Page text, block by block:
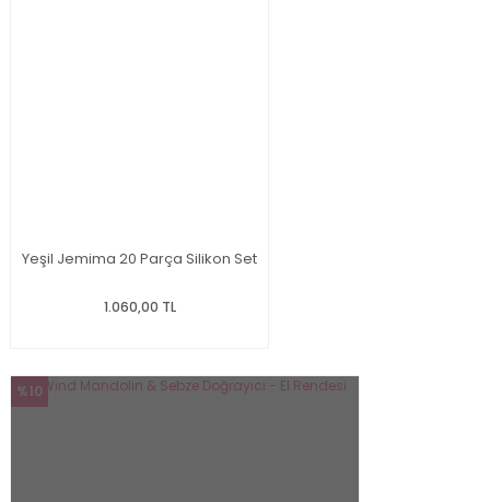
Yeşil Jemima 20 Parça Silikon Set
1.060,00 TL
%10